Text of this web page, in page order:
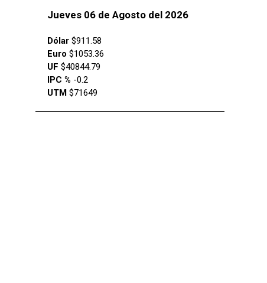
Jueves 06 de Agosto del 2026
Dólar $911.58
Euro $1053.36
UF $40844.79
IPC % -0.2
UTM $71649